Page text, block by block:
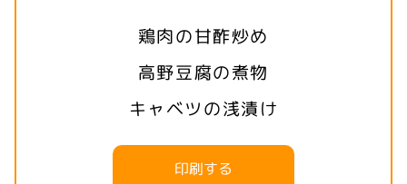
鶏肉の甘酢炒め
高野豆腐の煮物
キャベツの浅漬け
印刷する